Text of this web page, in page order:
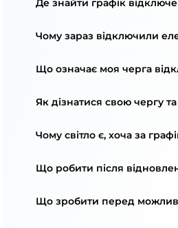
Де знайти графік
Чому зараз відключили
Що означає моя черга
Як дізнатися свою чергу
Чому світло є, хоча за
Що робити після
Що зробити перед